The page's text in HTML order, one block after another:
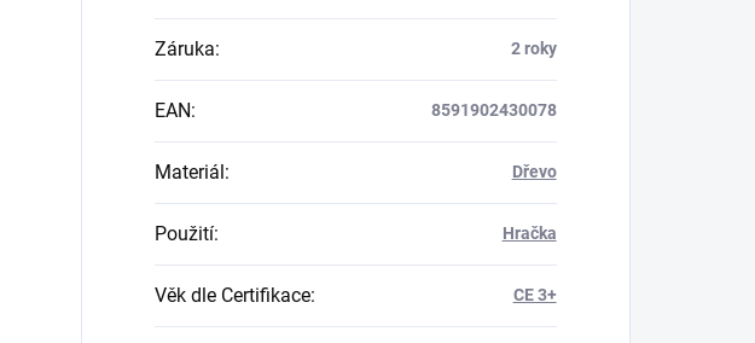
Záruka: 2 roky
EAN: 8591902430078
Materiál: Dřevo
Použití: Hračka
Věk dle Certifikace: CE 3+